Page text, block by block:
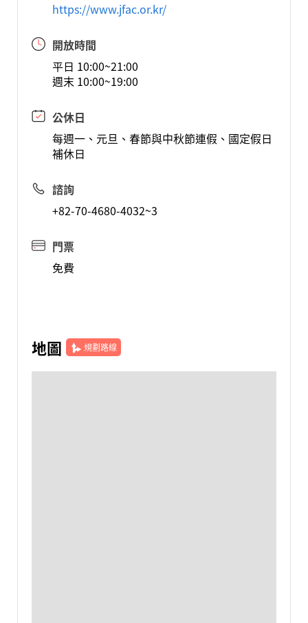
https://www.jfac.or.kr/
開放時間
平日 10:00~21:00
週末 10:00~19:00
公休日
每週一、元旦、春節與中秋節連假、國定假日
補休日
諮詢
+82-70-4680-4032~3
門票
免費
地圖 規劃路線